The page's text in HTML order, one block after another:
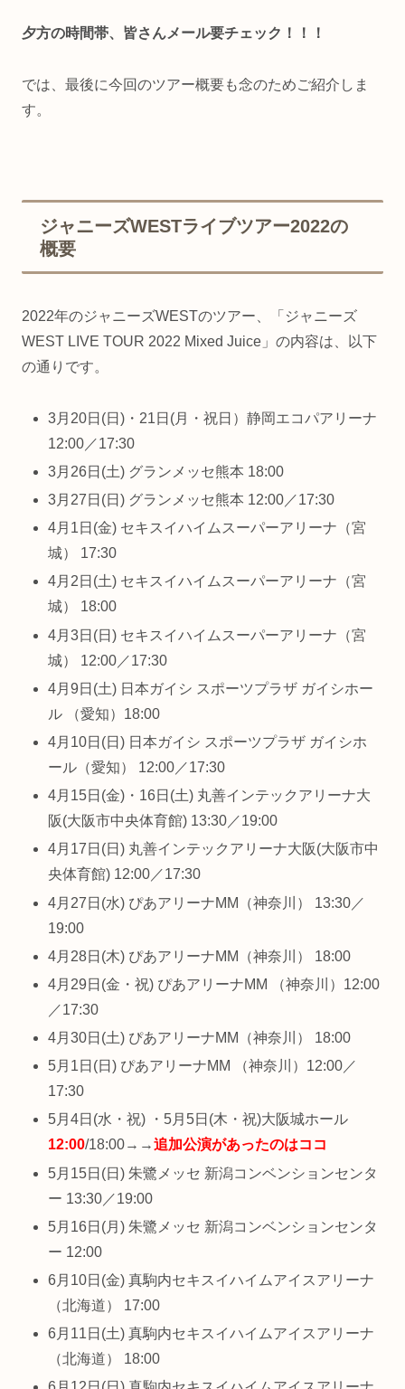
夕方の時間帯、皆さんメール要チェック！！！
では、最後に今回のツアー概要も念のためご紹介しま
す。
ジャニーズWESTライブツアー2022の
概要
2022年のジャニーズWESTのツアー、「ジャニーズ
WEST LIVE TOUR 2022 Mixed Juice」の内容は、以下
の通りです。
3月20日(日)・21日(月・祝日）静岡エコパアリーナ
12:00／17:30
3月26日(土) グランメッセ熊本 18:00
3月27日(日) グランメッセ熊本 12:00／17:30
4月1日(金) セキスイハイムスーパーアリーナ（宮
城） 17:30
4月2日(土) セキスイハイムスーパーアリーナ（宮
城） 18:00
4月3日(日) セキスイハイムスーパーアリーナ（宮
城） 12:00／17:30
4月9日(土) 日本ガイシ スポーツプラザ ガイシホー
ル （愛知）18:00
4月10日(日) 日本ガイシ スポーツプラザ ガイシホ
ール（愛知） 12:00／17:30
4月15日(金)・16日(土) 丸善インテックアリーナ大
阪(大阪市中央体育館) 13:30／19:00
4月17日(日) 丸善インテックアリーナ大阪(大阪市中
央体育館) 12:00／17:30
4月27日(水) ぴあアリーナMM（神奈川） 13:30／
19:00
4月28日(木) ぴあアリーナMM（神奈川） 18:00
4月29日(金・祝) ぴあアリーナMM （神奈川）12:00
／17:30
4月30日(土) ぴあアリーナMM（神奈川） 18:00
5月1日(日) ぴあアリーナMM （神奈川）12:00／
17:30
5月4日(水・祝) ・5月5日(木・祝)大阪城ホール
12:00/18:00→→追加公演があったのはココ
5月15日(日) 朱鷺メッセ 新潟コンベンションセンタ
ー 13:30／19:00
5月16日(月) 朱鷺メッセ 新潟コンベンションセンタ
ー 12:00
6月10日(金) 真駒内セキスイハイムアイスアリーナ
（北海道） 17:00
6月11日(土) 真駒内セキスイハイムアイスアリーナ
（北海道） 18:00